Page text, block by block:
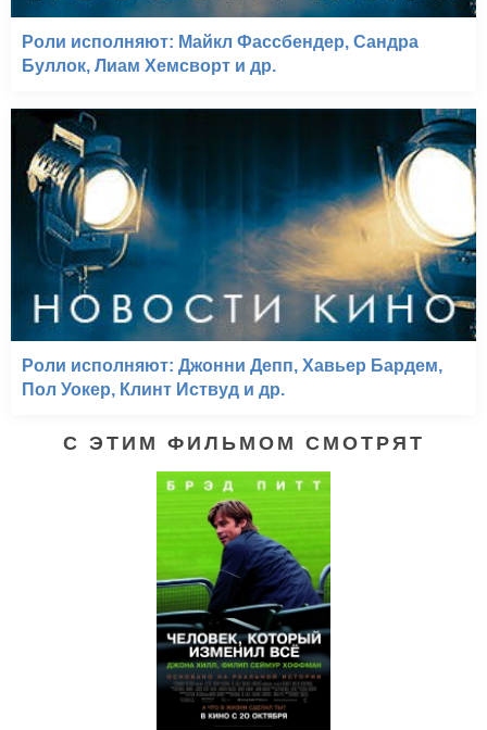
Роли исполняют: Майкл Фассбендер, Сандра
Буллок, Лиам Хемсворт и др.
Роли исполняют: Джонни Депп, Хавьер Бардем,
Пол Уокер, Клинт Иствуд и др.
С ЭТИМ ФИЛЬМОМ СМОТРЯТ